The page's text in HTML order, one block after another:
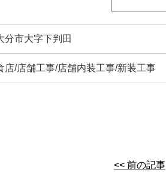
分市大字下判田
店/店舗工事/店舗内装工事/新装工事
<< 前の記事